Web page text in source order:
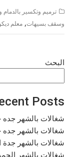
ترميم وتكسير بالدمام
وسقف بسيهات,معلم
البحث
Posts
شغالات بالشهر جده حى
شغالات بالشهر جده حى
شغالات بالشهر جدة السنابل
شغالات بالشهر الحمدانية